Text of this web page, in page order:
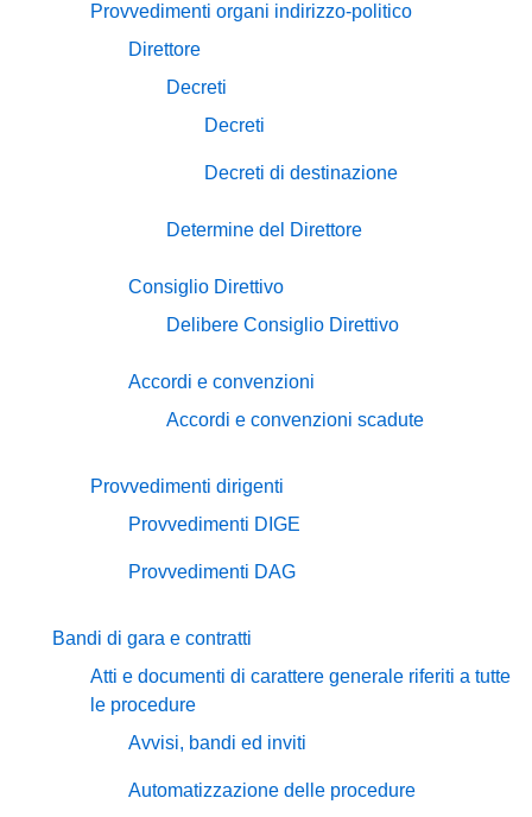
Provvedimenti organi indirizzo-politico
Direttore
Decreti
Decreti
Decreti di destinazione
Determine del Direttore
Consiglio Direttivo
Delibere Consiglio Direttivo
Accordi e convenzioni
Accordi e convenzioni scadute
Provvedimenti dirigenti
Provvedimenti DIGE
Provvedimenti DAG
Bandi di gara e contratti
Atti e documenti di carattere generale riferiti a tutte
le procedure
Avvisi, bandi ed inviti
Automatizzazione delle procedure